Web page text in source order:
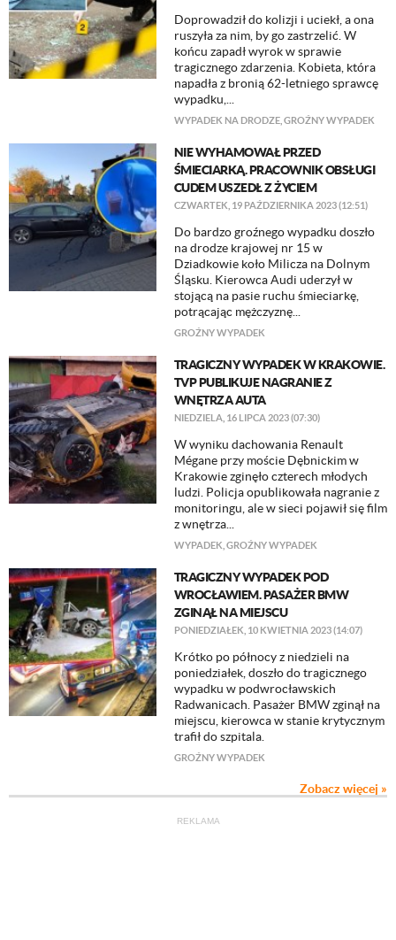
Doprowadził do kolizji i uciekł, a ona
ruszyła za nim, by go zastrzelić. W
końcu zapadł wyrok w sprawie
tragicznego zdarzenia. Kobieta, która
napadła z bronią 62-letniego sprawcę
wypadku,...
WYPADEK NA DRODZE, GROŹNY WYPADEK
NIE WYHAMOWAŁ PRZED
ŚMIECIARKĄ. PRACOWNIK OBSŁUGI
CUDEM USZEDŁ Z ŻYCIEM
CZWARTEK, 19 PAŹDZIERNIKA 2023 (12:51)
Do bardzo groźnego wypadku doszło
na drodze krajowej nr 15 w
Dziadkowie koło Milicza na Dolnym
Śląsku. Kierowca Audi uderzył w
stojącą na pasie ruchu śmieciarkę,
potrącając mężczyznę...
GROŹNY WYPADEK
TRAGICZNY WYPADEK W KRAKOWIE.
TVP PUBLIKUJE NAGRANIE Z
WNĘTRZA AUTA
NIEDZIELA, 16 LIPCA 2023 (07:30)
W wyniku dachowania Renault
Mégane przy moście Dębnickim w
Krakowie zginęło czterech młodych
ludzi. Policja opublikowała nagranie z
monitoringu, ale w sieci pojawił się film
z wnętrza...
WYPADEK GROŹNY WYPADEK
TRAGICZNY WYPADEK POD
WROCŁAWIEM. PASAŻER BMW
ZGINĄŁ NA MIEJSCU
PONIEDZIAŁEK, 10 KWIETNIA 2023 (14:07)
Krótko po północy z niedzieli na
poniedziałek, doszło do tragicznego
wypadku w podwrocławskich
Radwanicach. Pasażer BMW zginął na
miejscu, kierowca w stanie krytycznym
trafił do szpitala.
GROŹNY WYPADEK
Zobacz więcej »
REKLAMA